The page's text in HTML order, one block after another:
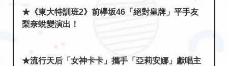
★《東大特訓班2》前欅坂46「絕對皇牌」平手友
梨奈蛻變演出！
★流行天后「女神卡卡」攜手「亞莉安娜」獻唱主